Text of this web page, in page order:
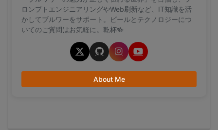
ロンプトエンジニアリングやWeb刷新など、IT知識を活
かしてブルワーをサポート。ビールとテクノロジーにつ
いてのご質問はお気軽に。乾杯🍻
About Me